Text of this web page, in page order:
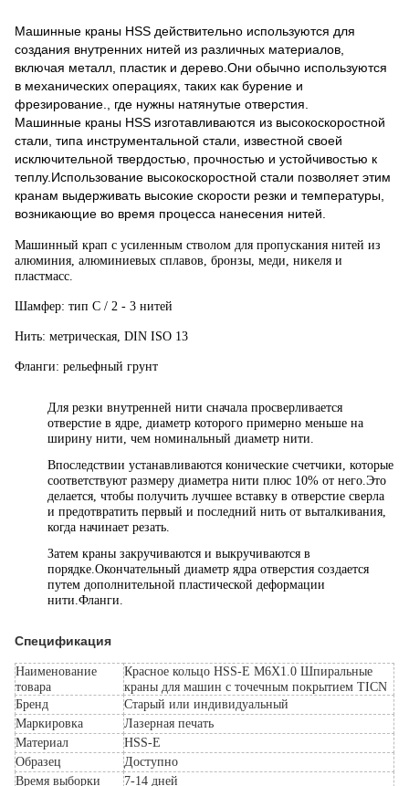
Машинные краны HSS действительно используются для
создания внутренних нитей из различных материалов,
включая металл, пластик и дерево.Они обычно используются
в механических операциях, таких как бурение и
фрезирование., где нужны натянутые отверстия.
Машинные краны HSS изготавливаются из высокоскоростной
стали, типа инструментальной стали, известной своей
исключительной твердостью, прочностью и устойчивостью к
теплу.Использование высокоскоростной стали позволяет этим
кранам выдерживать высокие скорости резки и температуры,
возникающие во время процесса нанесения нитей.
Машинный крап с усиленным стволом для пропускания нитей из
алюминия, алюминиевых сплавов, бронзы, меди, никеля и
пластмасс.
Шамфер: тип C / 2 - 3 нитей
Нить: метрическая, DIN ISO 13
Фланги: рельефный грунт
Для резки внутренней нити сначала просверливается
отверстие в ядре, диаметр которого примерно меньше на
ширину нити, чем номинальный диаметр нити.
Впоследствии устанавливаются конические счетчики, которые
соответствуют размеру диаметра нити плюс 10% от него.Это
делается, чтобы получить лучшее вставку в отверстие сверла
и предотвратить первый и последний нить от выталкивания,
когда начинает резать.
Затем краны закручиваются и выкручиваются в
порядке.Окончательный диаметр ядра отверстия создается
путем дополнительной пластической деформации
нити.Фланги.
Спецификация
Наименование
товара
Красное кольцо HSS-E M6X1.0 Шпиральные
краны для машин с точечным покрытием TICN
Бренд
Старый или индивидуальный
Маркировка
Лазерная печать
Материал
HSS-E
Образец
Доступно
Время выборки
7-14 дней